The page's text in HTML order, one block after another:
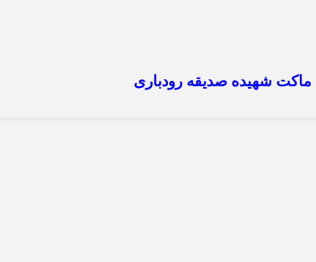
ماکت شهیده صدیقه رودباری